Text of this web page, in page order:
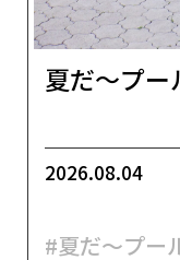
夏だ～プー
2026.08.04
#夏だ～プー